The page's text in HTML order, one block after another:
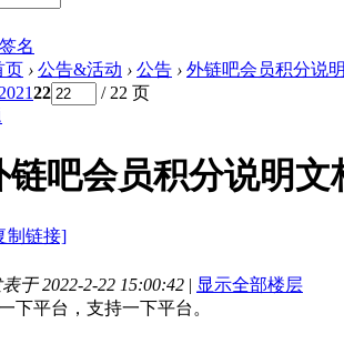
签名
页 › 公告&活动 › 公告 › 外链吧会员积分说
202122
/ 22 页
链吧会员积分说明文
制链接]
于 2022-2-22 15:00:42 | 显示全部楼层
下平台，支持一下平台。